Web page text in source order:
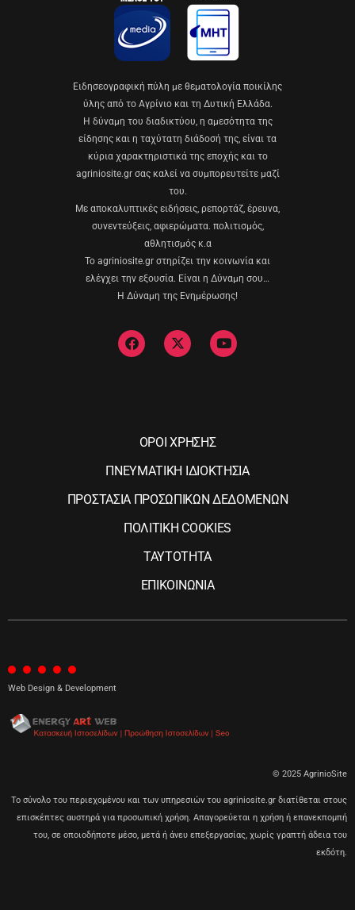
Eιδησεογραφική πύλη με θεματολογία ποικίλης
ύλης από το Αγρίνιο και τη Δυτική Ελλάδα.
Η δύναμη του διαδικτύου, η αμεσότητα της
είδησης και η ταχύτατη διάδοσή της, είναι τα
κύρια χαρακτηριστικά της εποχής και το
agriniosite.gr σας καλεί να συμπορευτείτε μαζί
του.
Με αποκαλυπτικές ειδήσεις, ρεπορτάζ, έρευνα,
συνεντεύξεις, αφιερώματα. πολιτισμός,
αθλητισμός κ.α
Το agriniosite.gr στηρίζει την κοινωνία και
ελέγχει την εξουσία. Είναι η Δύναμη σου…
Η Δύναμη της Ενημέρωσης!
ΟΡΟΙ ΧΡΗΣΗΣ
ΠΝΕΥΜΑΤΙΚΗ ΙΔΙΟΚΤΗΣΙΑ
ΠΡΟΣΤΑΣΙΑ ΠΡΟΣΩΠΙΚΩΝ ΔΕΔΟΜΕΝΩΝ
ΠΟΛΙΤΙΚΗ COOKIES
ΤΑΥΤΟΤΗΤΑ
ΕΠΙΚΟΙΝΩΝΙΑ
Web Design & Development
© 2025 AgrinioSite
Το σύνολο του περιεχομένου και των υπηρεσιών του agriniosite.gr διατίθεται στους
επισκέπτες αυστηρά για προσωπική χρήση. Απαγορεύεται η χρήση ή επανεκπομπή
του, σε οποιοδήποτε μέσο, μετά ή άνευ επεξεργασίας, χωρίς γραπτή άδεια του
εκδότη.